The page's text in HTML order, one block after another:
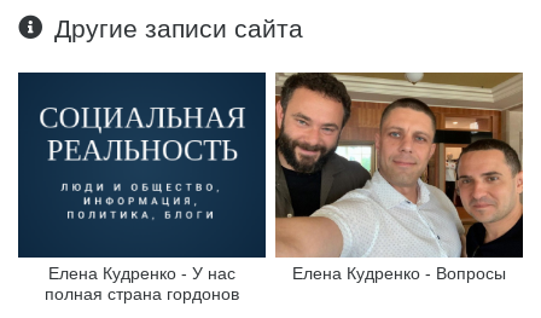
Другие записи сайта
Елена Кудренко - У нас
полная страна гордонов
Елена Кудренко - Вопросы